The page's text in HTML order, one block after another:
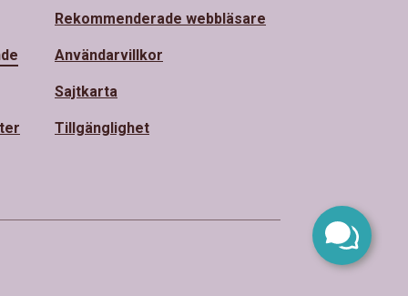
Rekommenderade webbläsare
Användarvillkor
Sajtkarta
Tillgänglighet